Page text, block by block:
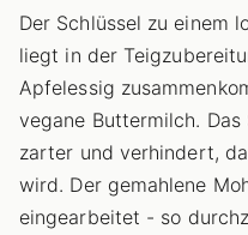
Der Schlüssel zu einem
liegt in der
Apfelessig
vegane Buttermilch.
zarter und verhindert,
wird. Der gemahlene
eingearbeitet - so